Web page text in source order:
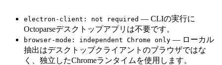
electron-client: not required — CLIの実行に
Octoparseデスクトップアプリは不要です。
browser-mode: independent Chrome only — ローカル
抽出はデスクトップクライアントのブラウザではな
く、独立したChromeランタイムを使用します。